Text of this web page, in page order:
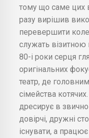
тому що саме цих
разу вирішив
перевершити
служать
80-і роки серця
оригінальних
театр, де
сімейства
дресирує в
довірчі, дружні
існувати, а